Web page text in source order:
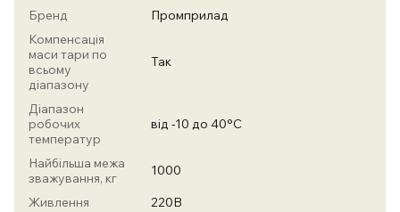
Бренд
Промприлад
Компенсація
маси тари по
всьому
діапазону
Так
Діапазон
робочих
температур
від -10 до 40°С
Найбільша межа
зважування, кг
1000
Живлення
220В